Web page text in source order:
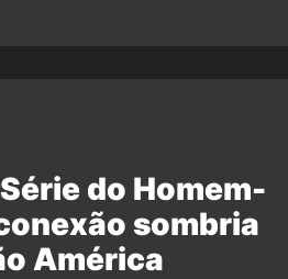
do Homem-
sombria
América